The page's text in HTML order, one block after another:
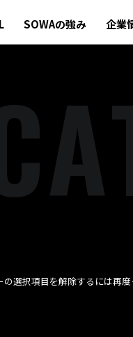
SOWAの強み 企業
A
選択項目を解除するには再度